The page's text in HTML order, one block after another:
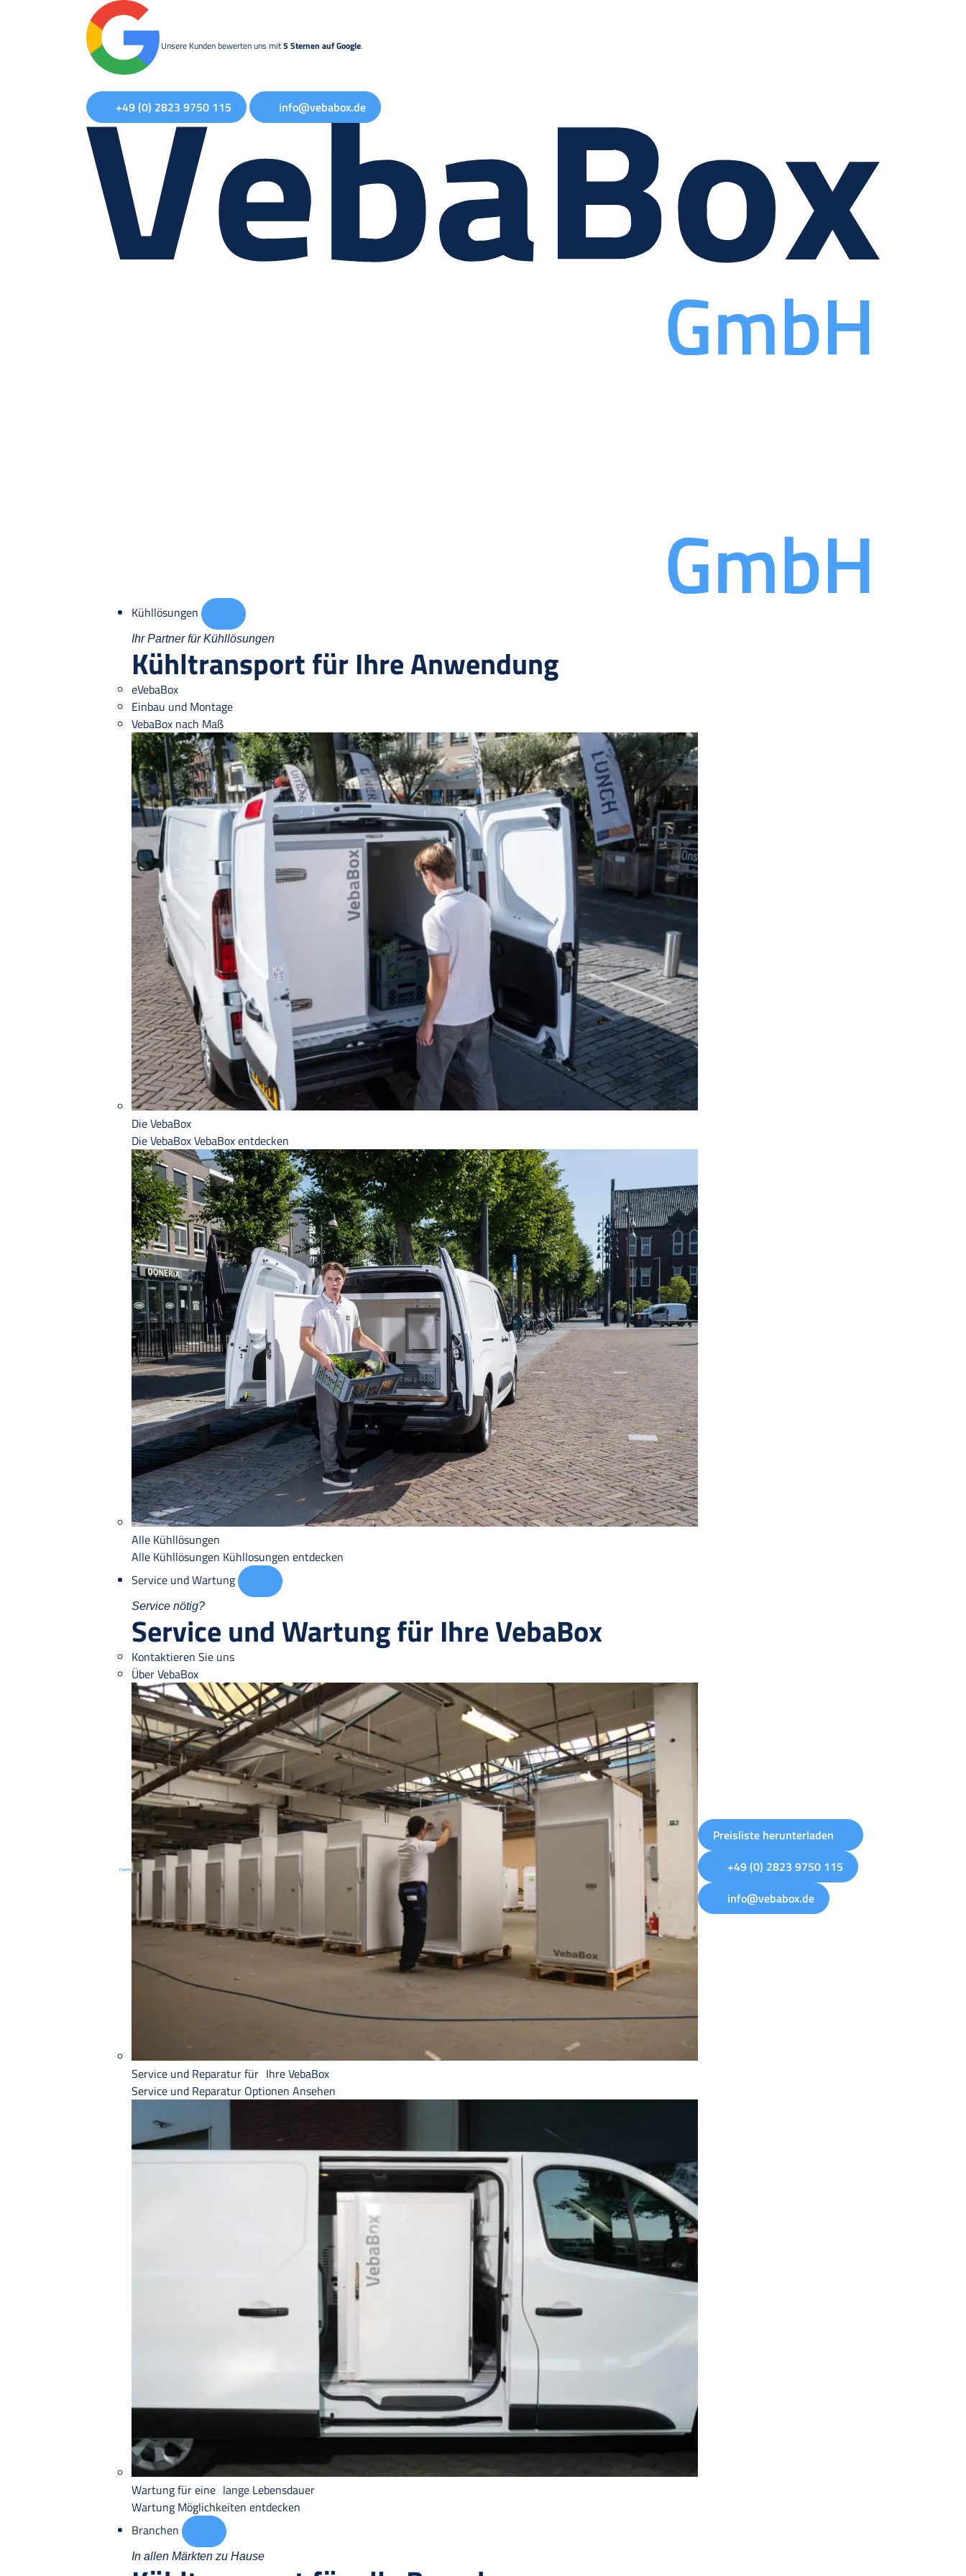
Unsere Kunden bewerten uns mit5 Sternen auf Google.
+49 (0) 2823 9750 115 info@vebabox.de
Kühllösungen
Ihr Partner für Kühllösungen
Kühltransport für Ihre Anwendung
eVebaBox
Einbau und Montage
VebaBox nach Maß
Die VebaBox
Die VebaBoxVebaBox entdecken
Alle Kühllösungen
Alle Kühllösungen Kühllosungen entdecken
Service und Wartung
Service nötig?
Service und Wartung für Ihre VebaBox
Kontaktieren Sie uns
Über VebaBox
Service und Reparatur für Ihre VebaBox
Service und Reparatur Optionen Ansehen
Wartung für eine lange Lebensdauer
Wartung Möglichkeiten entdecken
Branchen
In allen Märkten zu Hause
Preisliste herunterladen
+49 (0) 2823 9750 115
info@vebabox.de